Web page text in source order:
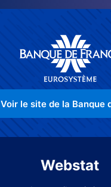
Voir le site de la Banque
Webstat